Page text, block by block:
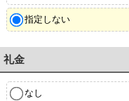
指定しない
礼金
なし